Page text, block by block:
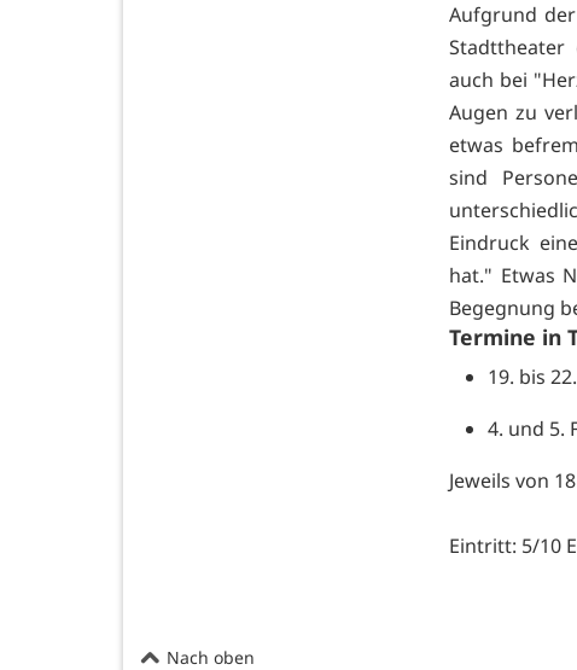
Aufgrund
auch bei
Augen zu
etwas
sind
Eindruck
hat." Etwas
Begegnung
Termine in
19. bis
4. und 5.
Jeweils von
Eintritt: 5/10
Nach oben